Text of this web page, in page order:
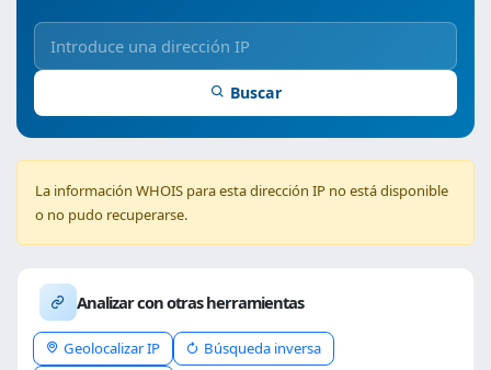
Buscar
La información WHOIS para esta dirección IP no está disponible
o no pudo recuperarse.
Analizar con otras herramientas
Geolocalizar IP
Búsqueda inversa